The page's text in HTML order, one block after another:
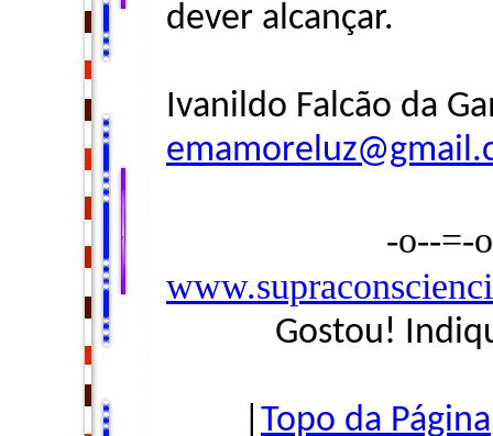
dever alcançar.
Ivanildo Falcão da
-o--=-
Gostou!
Topo da Página